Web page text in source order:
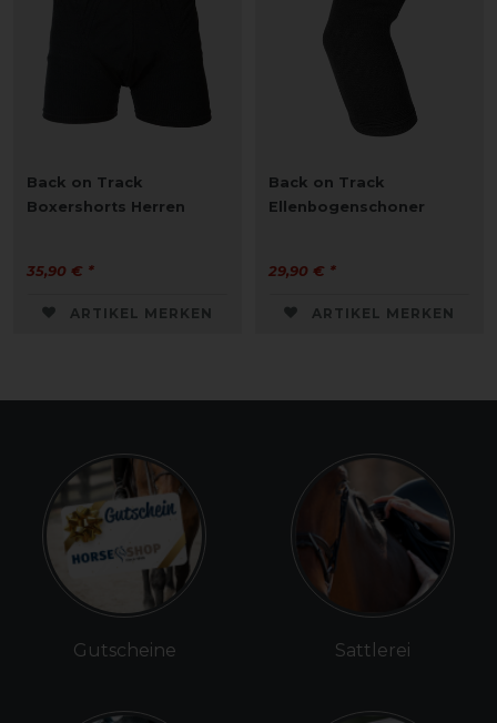
Back on Track
Boxershorts Herren
35,90 € *
ARTIKEL MERKEN
Back on Track
Ellenbogenschoner
29,90 € *
ARTIKEL MERKEN
Gutscheine Sattlerei